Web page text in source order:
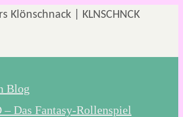
Blog
Das Fantasy-Rollenspiel